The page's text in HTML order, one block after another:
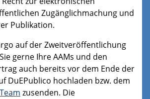
Zugänglichmachung und
Publikation.
auf der Zweitveröffentlichung
gerne Ihre AAMs und den
auch bereits vor dem Ende der
DuEPublico hochladen bzw. dem
zusenden. Die